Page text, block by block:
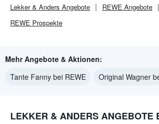
Lekker & Anders Angebote REWE Angebote
REWE Prospekte
Mehr Angebote & Aktionen:
Tante Fanny bei REWE
Original Wagner
LEKKER & ANDERS ANGEBOTE